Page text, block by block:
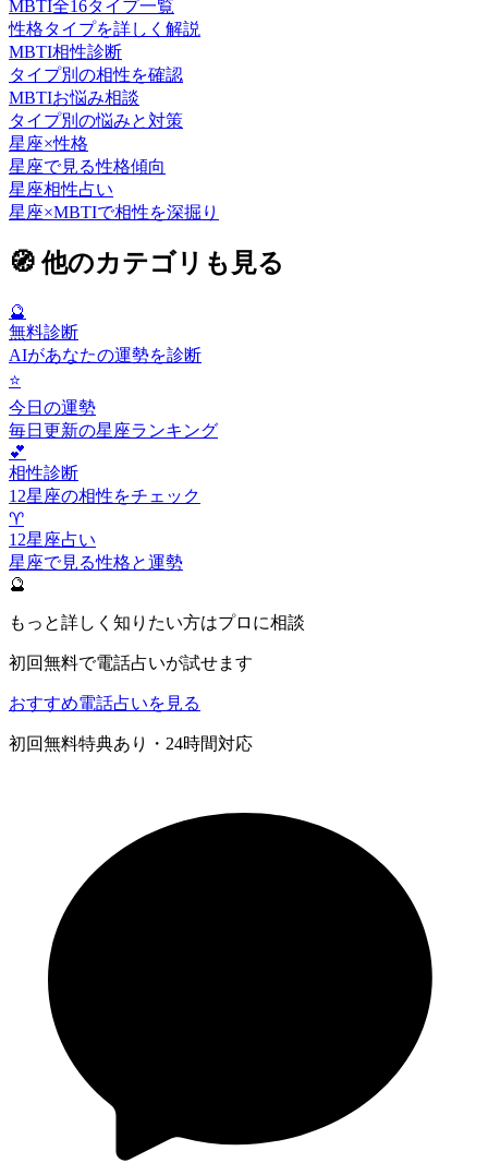
MBTI全16タイプ一覧
性格タイプを詳しく解説
MBTI相性診断
タイプ別の相性を確認
MBTIお悩み相談
タイプ別の悩みと対策
星座×性格
星座で見る性格傾向
星座相性占い
星座×MBTIで相性を深掘り
🧭他のカテゴリも見る
🔮
無料診断
AIがあなたの運勢を診断
⭐
今日の運勢
毎日更新の星座ランキング
💕
相性診断
12星座の相性をチェック
♈
12星座占い
星座で見る性格と運勢
🔮
もっと詳しく知りたい方はプロに相談
初回無料で電話占いが試せます
おすすめ電話占いを見る
初回無料特典あり・24時間対応